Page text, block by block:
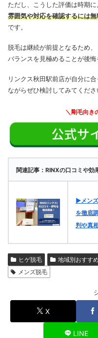
ただし、こうした評価は時期
雰囲気や対応を確認するには
です。
脱毛は継続が前提となるため
バランスを見極めることが後悔
リンクス秋田駅前店が自分に
ながらぜひ検討してみてくださ
＼剛毛向き
関連記事：RINXの口コミや効
▶メン
を徹底
判や真
ヒゲ脱毛 地域別おすすめ
メンズ脱毛
X
LINE